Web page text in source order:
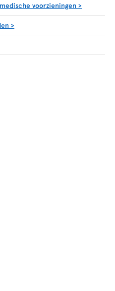
voorzieningen >
>